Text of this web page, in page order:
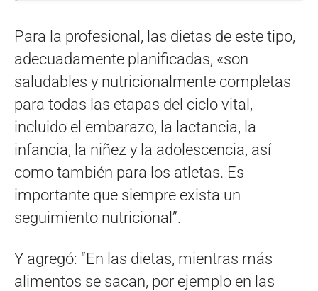
Para la profesional, las dietas de este tipo,
adecuadamente planificadas, «son
saludables y nutricionalmente completas
para todas las etapas del ciclo vital,
incluido el embarazo, la lactancia, la
infancia, la niñez y la adolescencia, así
como también para los atletas. Es
importante que siempre exista un
seguimiento nutricional”.
Y agregó: “En las dietas, mientras más
alimentos se sacan, por ejemplo en las